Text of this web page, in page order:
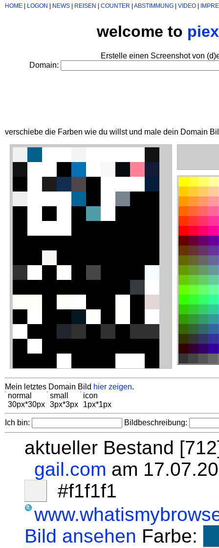
HOME LOGON NEWS REISEN COUNTER ABSTIMMUNG VIDEO
welcome to
Erstelle einen Screenshot von
Domain:
verschiebe die Farben wie du willst und male dein Domain
Mein letztes Domain Bild hier zeigen.
normal
30px*30px
small
3px*3px
icon
1px*1px
Ich bin: Bildbeschreibung:
aktueller Bestand
gail.com am
#f1f1f1
Bild ansehen Farbe: